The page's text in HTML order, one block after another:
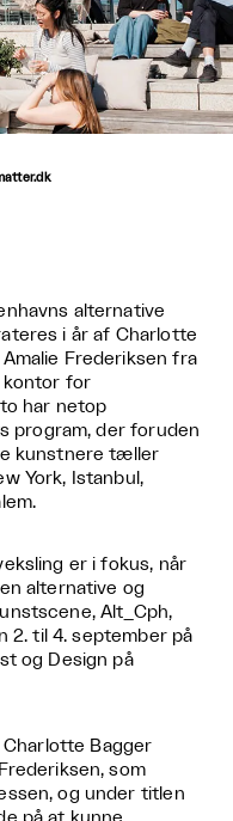
alternative
i år af Charlotte
Frederiksen fra
kontor for
har netop
program, der foruden
kunstnere tæller
York, Istanbul,
er i fokus, når
alternative og
Alt_Cph,
2. til 4. september på
og Design på
Charlotte Bagger
som
og under titlen